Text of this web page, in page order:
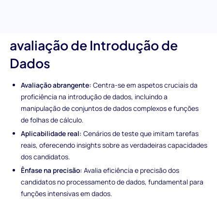
avaliação de Introdução de
Dados
Avaliação abrangente: Centra-se em aspetos cruciais da
proficiência na introdução de dados, incluindo a
manipulação de conjuntos de dados complexos e funções
de folhas de cálculo.
Aplicabilidade real: Cenários de teste que imitam tarefas
reais, oferecendo insights sobre as verdadeiras capacidades
dos candidatos.
Ênfase na precisão: Avalia eficiência e precisão dos
candidatos no processamento de dados, fundamental para
funções intensivas em dados.